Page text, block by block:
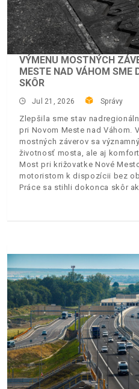
VÝMENU MOSTNÝCH
MESTE NAD VÁHOM SME
SKÔR
Jul 21, 2026 Správy
Zlepšila sme stav
pri Novom Meste nad Váhom.
mostných záverov sa
životnosť mosta, ale aj
Most pri križovatke Nové
motoristom k dispozícii bez
Práce sa stihli dokonca skôr